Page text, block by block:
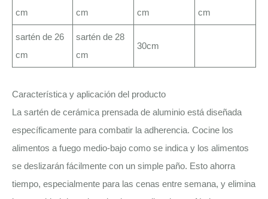
cm
cm
cm
cm
sartén de 26
cm
sartén de 28
cm
30cm
Característica y aplicación del producto
La sartén de cerámica prensada de aluminio está diseñada
específicamente para combatir la adherencia. Cocine los
alimentos a fuego medio-bajo como se indica y los alimentos
se deslizarán fácilmente con un simple paño. Esto ahorra
tiempo, especialmente para las cenas entre semana, y elimina